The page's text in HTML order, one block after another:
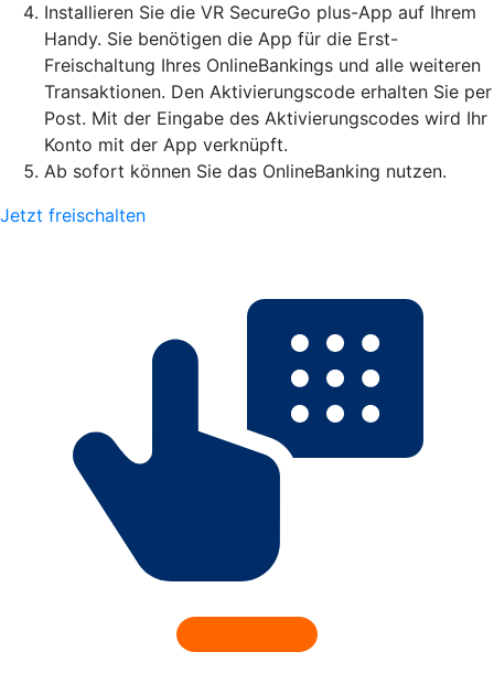
Installieren Sie die VR SecureGo plus-App auf Ihrem
Handy. Sie benötigen die App für die Erst-
Freischaltung Ihres OnlineBankings und alle weiteren
Transaktionen. Den Aktivierungscode erhalten Sie per
Post. Mit der Eingabe des Aktivierungscodes wird Ihr
Konto mit der App verknüpft.
Ab sofort können Sie das OnlineBanking nutzen.
Jetzt freischalten